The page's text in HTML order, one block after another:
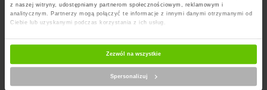
z naszej witryny, udostępniamy partnerom społecznościowym, reklamowym i
analitycznym. Partnerzy mogą połączyć te informacje z innymi danymi otrzymanymi od
Ciebie lub uzyskanymi podczas korzystania z ich usług.
Zezwól na wszystkie
Spersonalizuj